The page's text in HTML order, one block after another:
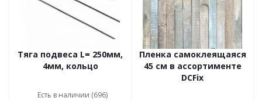
Тяга подвеса L= 250мм,
4мм, кольцо
Есть в наличии (696)
Пленка самоклеящаяся
45 см в ассортименте
DCFix